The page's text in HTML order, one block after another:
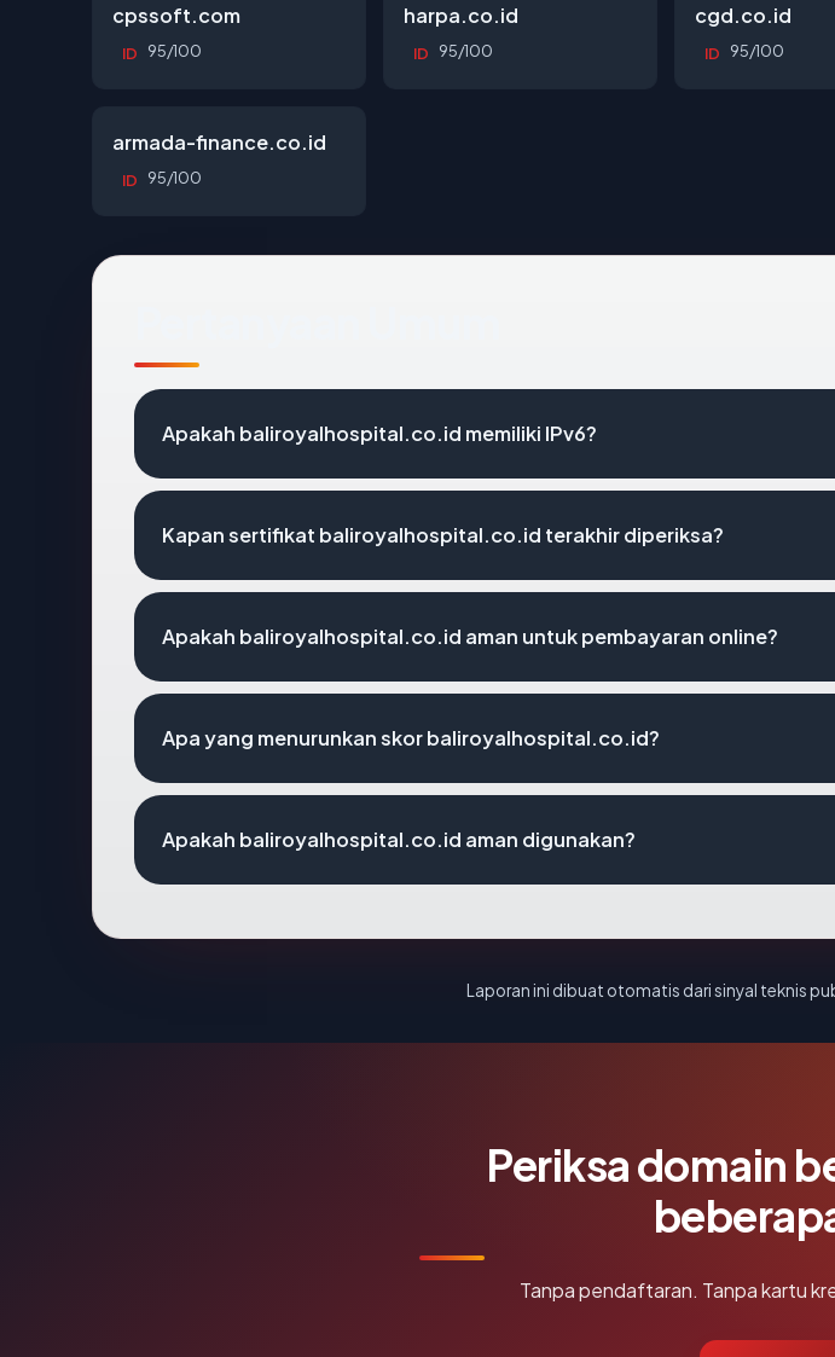
cpssoft.com
ID 95/100
harpa.co.id
ID 95/100
cgd.co.id
ID 95/100
armada-finance.co.id
ID 95/100
Apakah baliroyalhospital.co.id memiliki IPv6?
Kapan sertifikat baliroyalhospital.co.id terakhir diperiksa?
Apakah baliroyalhospital.co.id aman untuk pembayaran online?
Apa yang menurunkan skor baliroyalhospital.co.id?
Apakah baliroyalhospital.co.id aman digunakan?
Laporan ini dibuat otomatis dari sinyal teknis
Periksa domain
Tanpa pendaftaran. Tanpa kartu